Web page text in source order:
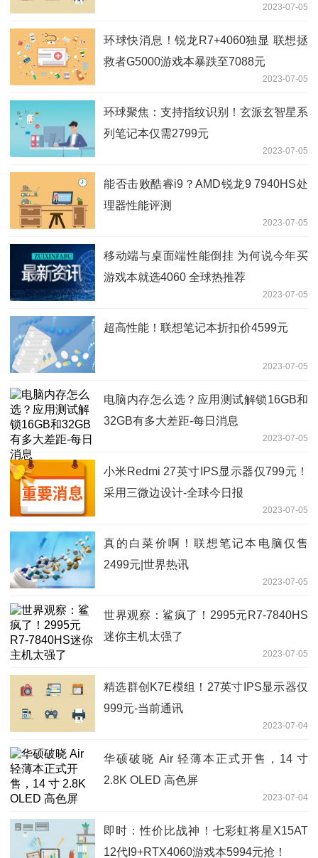
2023-07-05
环球快消息！锐龙R7+4060独显 联想拯
救者G5000游戏本暴跌至7088元
2023-07-05
环球聚焦：支持指纹识别！玄派玄智星系
列笔记本仅需2799元
2023-07-05
能否击败酷睿i9？AMD锐龙9 7940HS处
理器性能评测
2023-07-05
移动端与桌面端性能倒挂 为何说今年买
游戏本就选4060 全球热推荐
2023-07-05
超高性能！联想笔记本折扣价4599元
2023-07-05
电脑内存怎么选？应用测试解锁16GB和
32GB有多大差距-每日消息
2023-07-05
小米Redmi 27英寸IPS显示器仅799元！
采用三微边设计-全球今日报
2023-07-05
真的白菜价啊！联想笔记本电脑仅售
2499元|世界热讯
2023-07-05
世界观察：鲨疯了！2995元R7-7840HS
迷你主机太强了
2023-07-05
精选群创K7E模组！27英寸IPS显示器仅
999元-当前通讯
2023-07-04
华硕破晓 Air 轻薄本正式开售，14 寸
2.8K OLED 高色屏
2023-07-04
即时：性价比战神！七彩虹将星X15AT
12代I9+RTX4060游戏本5994元抢！